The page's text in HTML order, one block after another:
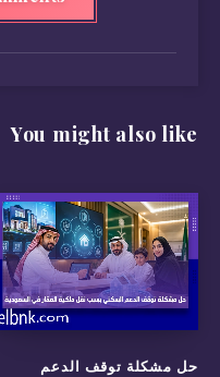
You might also like
حل مشكلة توقف الدعم